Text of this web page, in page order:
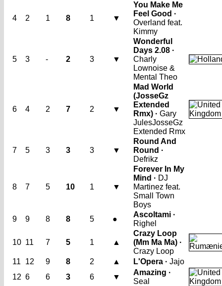
4 2 1 8 1 ▼
You Make Me
Feel Good ·
Overland feat.
Kimmy
5 3 - 2 3 ▼
Wonderful
Days 2.08 ·
Charly
Lownoise &
Mental Theo
6 4 2 7 2 ▼
Mad World
(JosseGz
Extended
Rmx) · Gary
JulesJosseGz
Extended Rmx
7 5 3 3 3 ▼
Round And
Round ·
Defrikz
8 7 5 10 1 ▼
Forever In My
Mind · DJ
Martinez feat.
Small Town
Boys
9
9 8 8 5 ●
Ascoltami ·
Righel
10 11 7 5 1 ▲
Crazy Loop
(Mm Ma Ma) ·
Crazy Loop
11
12 9 8 2 ▲ L'Opera · Jajo
12 6 6 3 6 ▼
Amazing ·
Seal